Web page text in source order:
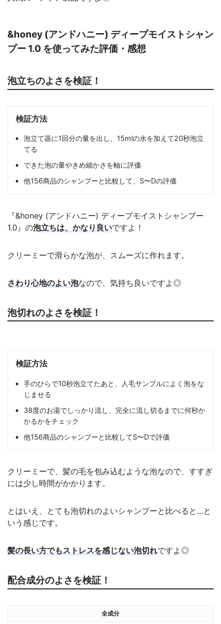
&honey (アンドハニー) ディープモイストシャン
プー 1.0 を使ってみた評価・感想
泡立ちのよさを検証！
検証方法
泡立て器に1回分の量を出し、15mlの水を加えて20秒泡立
てる
できた泡の量やきめ細かさを軸に評価
他156商品のシャンプーと比較して、S〜Dの評価
『&honey (アンドハニー) ディープモイストシャンプー
1.0』の泡立ちは、かなり良いですよ！
クリーミーで滑らかな泡が、スムーズに作れます。
さわり心地のよい泡なので、気持ち良いですよ◎
泡切れのよさを検証！
検証方法
手のひらで10秒泡立てたあと、人毛サンプルによく泡をな
じませる
38度のお湯でしっかり流し、完全に流し切るまでに何秒か
かるかをチェック
他156商品のシャンプーと比較してS〜Dで評価
クリーミーで、髪の毛を包み込むような泡なので、すすぎ
には少し時間がかかります。
とはいえ、とても泡切れのよいシャンプーと比べると…と
いう感じです。
髪の長い方でもストレスを感じない泡切れですよ◎
配合成分のよさを検証！
全成分